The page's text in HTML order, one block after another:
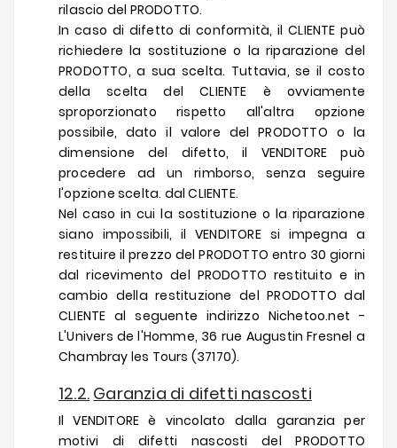
rilascio del PRODOTTO.
In caso di difetto di conformità, il CLIENTE può
richiedere la sostituzione o la riparazione del
PRODOTTO, a sua scelta. Tuttavia, se il costo
della scelta del CLIENTE è ovviamente
sproporzionato rispetto all'altra opzione
possibile, dato il valore del PRODOTTO o la
dimensione del difetto, il VENDITORE può
procedere ad un rimborso, senza seguire
l'opzione scelta. dal CLIENTE.
Nel caso in cui la sostituzione o la riparazione
siano impossibili, il VENDITORE si impegna a
restituire il prezzo del PRODOTTO entro 30 giorni
dal ricevimento del PRODOTTO restituito e in
cambio della restituzione del PRODOTTO dal
CLIENTE al seguente indirizzo Nichetoo.net -
L'Univers de l'Homme, 36 rue Augustin Fresnel a
Chambray les Tours (37170).
12.2. Garanzia di difetti nascosti
Il VENDITORE è vincolato dalla garanzia per
motivi di difetti nascosti del PRODOTTO